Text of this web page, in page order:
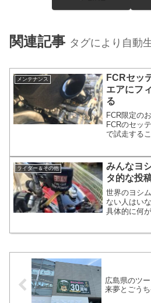
関連記事 タグにより自動
メンテナンス
FCRセッ
エアにフ
る
FCR限定の
FCRのセッ
で試走する
ーを着脱す
みにラムエ
を塗布した
セッティン
ません。
ライダー＆その他
みんなヨ
タ的な投
世界のヨシ
ない人はい
具体的に何
す。人類の
広島県のツ
来夢とごう